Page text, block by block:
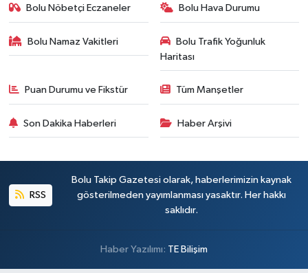
Bolu Nöbetçi Eczaneler Bolu Hava Durumu
Bolu Namaz Vakitleri
Bolu Trafik Yoğunluk
Haritası
Puan Durumu ve Fikstür Tüm Manşetler
Son Dakika Haberleri Haber Arşivi
RSS
Bolu Takip Gazetesi olarak, haberlerimizin kaynak
gösterilmeden yayımlanması yasaktır. Her hakkı
saklıdır.
Haber Yazılımı: TE Bilişim